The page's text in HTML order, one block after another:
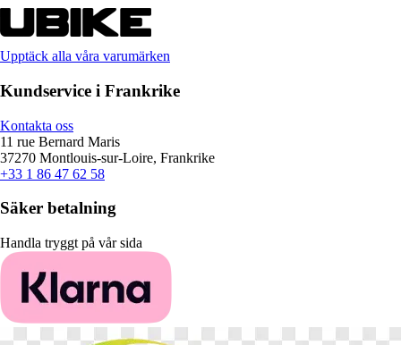
Upptäck alla våra varumärken
Kundservice i Frankrike
Kontakta oss
11 rue Bernard Maris
37270 Montlouis-sur-Loire, Frankrike
+33 1 86 47 62 58
Säker betalning
Handla tryggt på vår sida